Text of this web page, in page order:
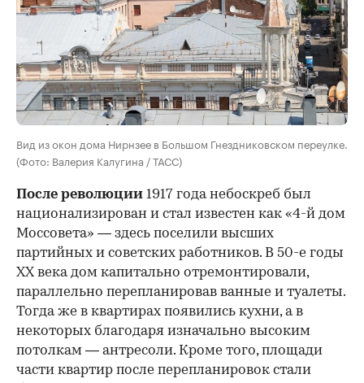
Вид из окон дома Нирнзее в Большом Гнездниковском переулке.
(Фото: Валерия Калугина / ТАСС)
После революции 1917 года небоскреб был
национализирован и стал известен как «4-й дом
Моссовета» — здесь поселили высших
партийных и советских работников. В 50-е годы
ХХ века дом капитально отремонтировали,
параллельно перепланировав ванные и туалеты.
Тогда же в квартирах появились кухни, а в
некоторых благодаря изначально высоким
потолкам — антресоли. Кроме того, площади
части квартир после перепланировок стали